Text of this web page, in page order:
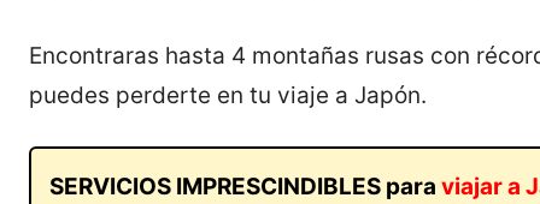
Encontraras hasta 4 montañas rusas con
puedes perderte en tu viaje a Japón.
SERVICIOS IMPRESCINDIBLES para viajar a